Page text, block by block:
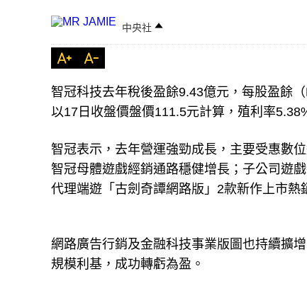
中央社
智冠科技去年稅後盈餘9.43億元，每股盈餘
以17日收盤價盤價111.5元計算，殖利率
智冠表示，去年營運強勁成長，主要受惠數
智冠母體遊戲經銷通路穩健增長；子公司遊
代理端遊「古劍奇譚網路版」2款新作上市
網路廣告行銷及金融科技事業版圖也持續擴
規模利基，成功轉虧為盈。